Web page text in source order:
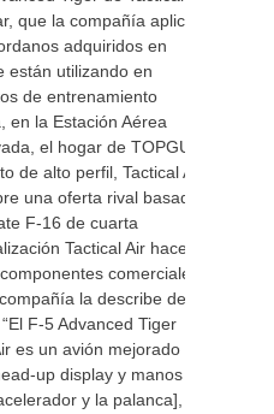
que la compañía aplicó
adquiridos en
están utilizando en
de entrenamiento
en la Estación Aérea
el hogar de TOPGUN
de alto perfil, Tactical Air
una oferta rival basada
F-16 de cuarta
Tactical Air hace
comerciales
la describe de
F-5 Advanced Tiger
es un avión mejorado
up display y manos
y la palanca],